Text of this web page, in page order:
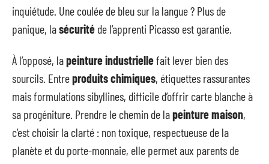
inquiétude. Une coulée de bleu sur la langue ? Plus de
panique, lasécurité de l’apprenti Picasso est garantie.
À l’opposé, lapeinture industriellefait lever bien des
sourcils. Entreproduits chimiques, étiquettes rassurantes
mais formulations sibyllines, difficile d’offrir carte blanche à
sa progéniture. Prendre le chemin de lapeinture maison,
c’est choisir la clarté : non toxique, respectueuse de la
planète et du porte-monnaie, elle permet aux parents de